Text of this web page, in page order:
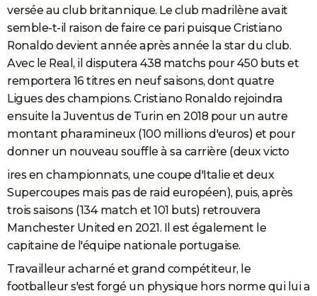
versée au club britannique. Le club madrilène avait
semble-t-il raison de faire ce pari puisque Cristiano
Ronaldo devient année après année la star du club.
Avec le Real, il disputera 438 matchs pour 450 buts et
remportera 16 titres en neuf saisons, dont quatre
Ligues des champions. Cristiano Ronaldo rejoindra
ensuite la Juventus de Turin en 2018 pour un autre
montant pharamineux (100 millions d'euros) et pour
donner un nouveau souffle à sa carrière (deux victo
ires en championnats, une coupe d'Italie et deux
Supercoupes mais pas de raid européen), puis, après
trois saisons (134 match et 101 buts) retrouvera
Manchester United en 2021. Il est également le
capitaine de l'équipe nationale portugaise.
Travailleur acharné et grand compétiteur, le
footballeur s'est forgé un physique hors norme qui lui a